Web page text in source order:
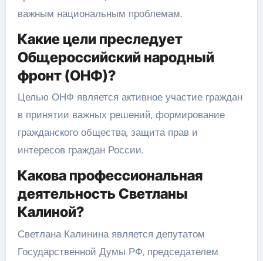
важным национальным проблемам.
Какие цели преследует
Общероссийский народный
фронт (ОНФ)?
Целью ОНФ является активное участие граждан
в принятии важных решений, формирование
гражданского общества, защита прав и
интересов граждан России.
Какова профессиональная
деятельность Светланы
Калиной?
Светлана Калинина является депутатом
Государственной Думы РФ, председателем